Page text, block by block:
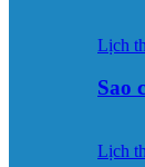
Lịch
Sao
Lịch